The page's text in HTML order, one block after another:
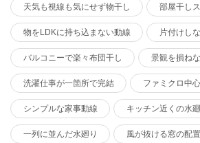
天気も視線も気にせず物干し 部屋干し
物をLDKに持ち込まない動線 片付けし
バルコニーで楽々布団干し 景観を損ね
洗濯仕事が一箇所で完結 ファミクロ中
シンプルな家事動線 キッチン近くの水
一列に並んだ水廻り 風が抜ける窓の配置